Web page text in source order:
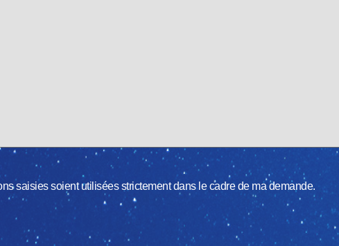
saisies soient utilisées strictement dans le cadre de ma demande.